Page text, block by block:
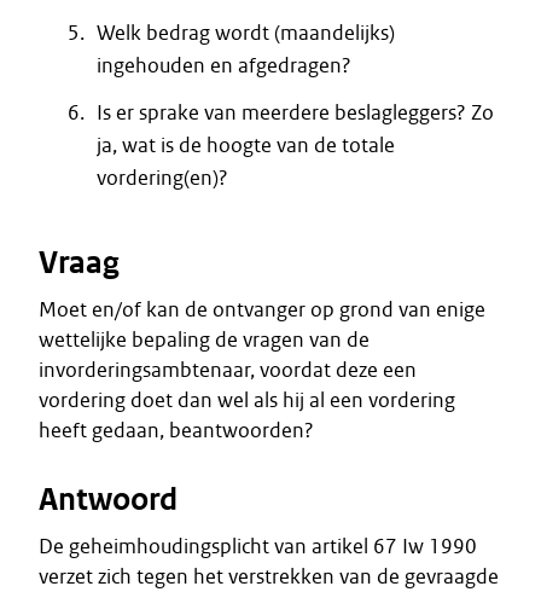
Welk bedrag wordt (maandelijks)
ingehouden en afgedragen?
Is er sprake van meerdere beslagleggers? Zo
ja, wat is de hoogte van de totale
vordering(en)?
Vraag
Moet en/of kan de ontvanger op grond van enige
wettelijke bepaling de vragen van de
invorderingsambtenaar, voordat deze een
vordering doet dan wel als hij al een vordering
heeft gedaan, beantwoorden?
Antwoord
De geheimhoudingsplicht van artikel 67 Iw 1990
verzet zich tegen het verstrekken van de gevraagde